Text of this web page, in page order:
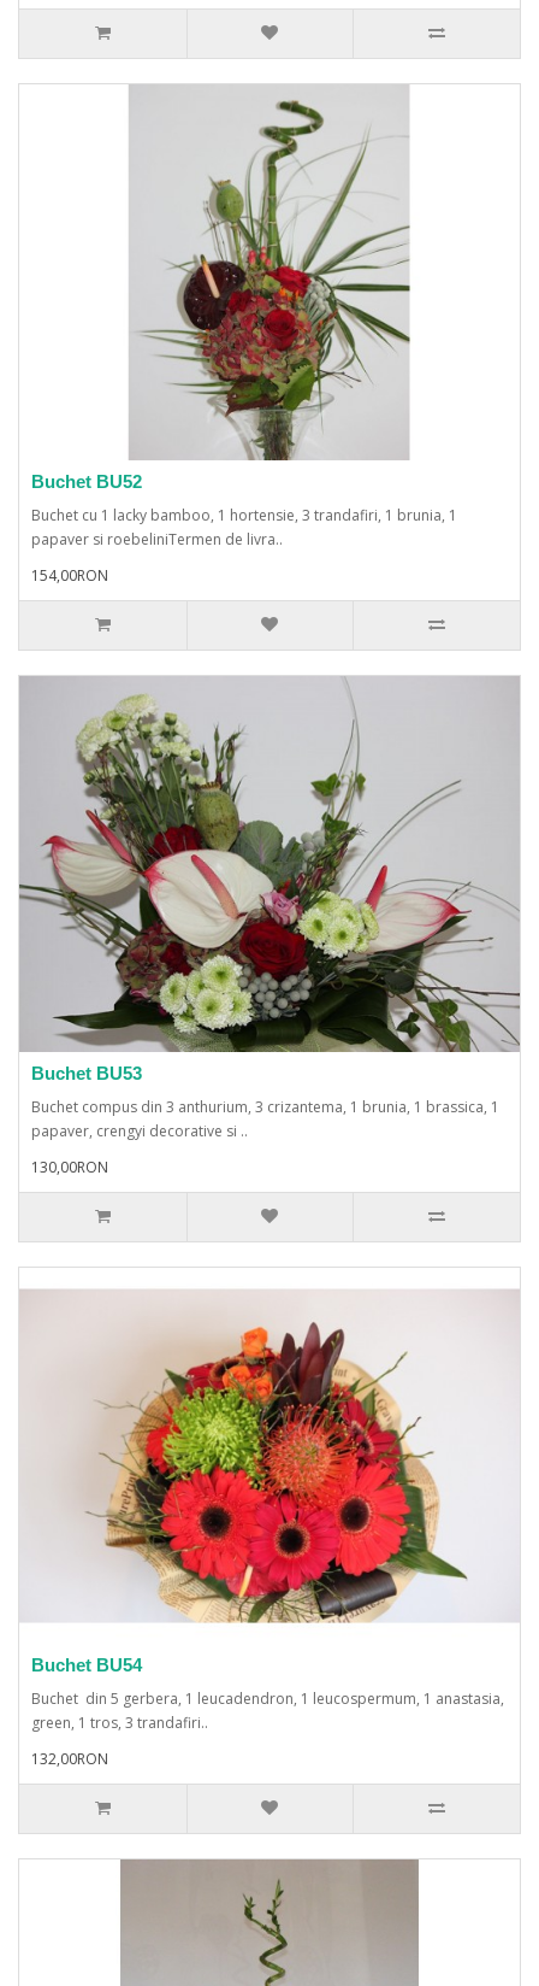
Buchet BU52
Buchet cu 1 lacky bamboo, 1 hortensie, 3 trandafiri, 1 brunia, 1
papaver si roebeliniTermen de livra..
154,00RON
Buchet BU53
Buchet compus din 3 anthurium, 3 crizantema, 1 brunia, 1 brassica, 1
papaver, crengyi decorative si ..
130,00RON
Buchet BU54
Buchet din 5 gerbera, 1 leucadendron, 1 leucospermum, 1 anastasia,
green, 1 tros, 3 trandafiri..
132,00RON